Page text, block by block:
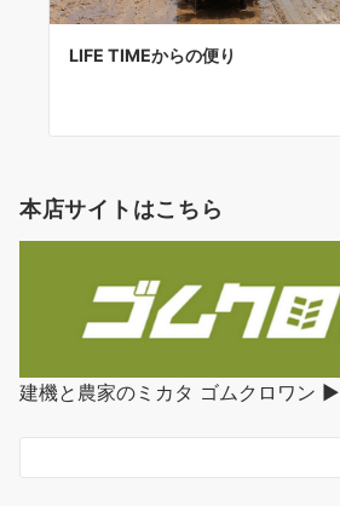
LIFE TIMEからの便り
本店サイトはこちら
建機と農家のミカタ ゴムクロワン ▶︎